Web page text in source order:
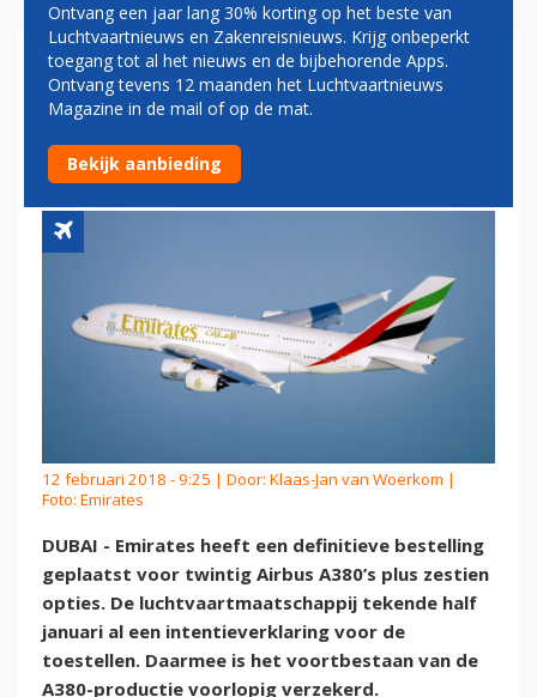
EMIRATES ZET DEFINITIEVE
HANDTEKENING ONDER
ORDER VOOR AIRBUS A380
12 februari 2018 - 9:25 | Door: Klaas-Jan van Woerkom |
Foto: Emirates
DUBAI - Emirates heeft een definitieve bestelling
geplaatst voor twintig Airbus A380’s plus zestien
opties. De luchtvaartmaatschappij tekende half
januari al een intentieverklaring voor de
toestellen. Daarmee is het voortbestaan van de
A380-productie voorlopig verzekerd.
Ontvang een jaar lang 30% korting op het beste van
Luchtvaartnieuws en Zakenreisnieuws. Krijg onbeperkt
toegang tot al het nieuws en de bijbehorende Apps.
Ontvang tevens 12 maanden het Luchtvaartnieuws
Magazine in de mail of op de mat.
Bekijk aanbieding